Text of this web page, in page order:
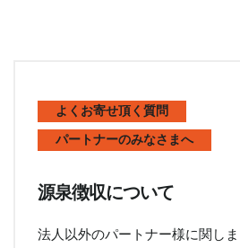
よくお寄せ頂く質問
パートナーのみなさまへ
源泉徴収について
法人以外のパートナー様に関し